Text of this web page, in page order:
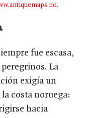
fue escasa,
peregrinos. La
exigía un
costa noruega:
hacia